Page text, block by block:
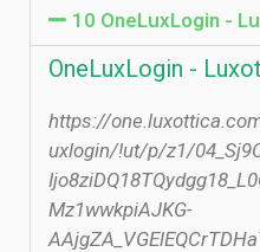
10 OneLuxLogin -
OneLuxLogin -
https://
uxlogin/!ut/p/z1/
Mz1wwkpiAJKG-